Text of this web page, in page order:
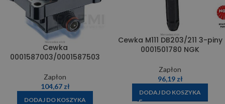
Cewka
0001587003/0001587503
Zapłon
104,67 zł
DODAJ DO KOSZYKA
Cewka M111 DB203/211 3-piny
0001501780 NGK
Zapłon
96,19 zł
DODAJ DO KOSZYKA